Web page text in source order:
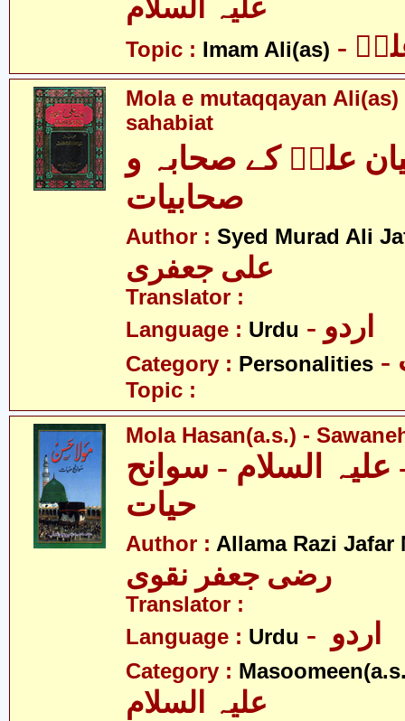
Topic : Imam Ali(as)
Mola e mutaqqayan
sahabiat
علیؑ کے صحابہ و
صحابیات
Author : Syed Murad Ali
علی جعفری
Translator :
Language : Urdu - اردو
Category : Personalities
Topic :
Mola Hasan(a.s.) -
السلام - سوانح
حیات
Author : Allama Razi Jafar
رضی جعفر نقوی
Translator :
Language : Urdu
Category :